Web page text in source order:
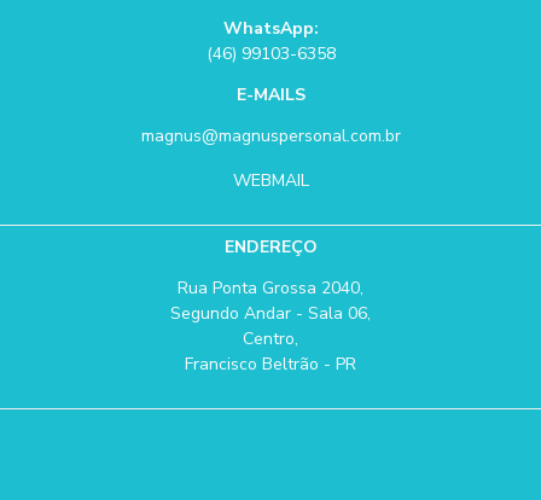
WhatsApp:
(46) 99103-6358
E-MAILS
magnus@magnuspersonal.com.br
WEBMAIL
ENDEREÇO
Rua Ponta Grossa 2040,
Segundo Andar - Sala 06,
Centro,
Francisco Beltrão - PR